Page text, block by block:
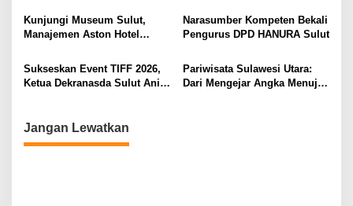
s
Pekerja dari Ancaman PHK
Kunjungi Museum Sulut,
Manajemen Aston Hotel
Kebudayaan Ke Wisatawan
Narasumber Kompeten Bekali
Pengurus DPD HANURA Sulut
Sukseskan Event TIFF 2026,
Ketua Dekranasda Sulut Anik
Pariwisata Sulawesi Utara:
Dari Mengejar Angka Menuju
Jangan Lewatkan